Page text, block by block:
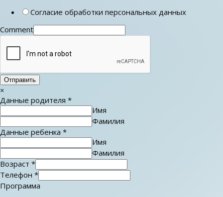
Согласие обработки персональных данных
Comment
Отправить
×
Данные родителя *
Имя
Фамилия
Данные ребенка *
Имя
Фамилия
Возраст *
Телефон *
Программа